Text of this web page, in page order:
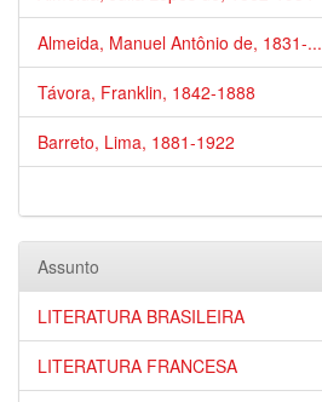
Almeida, Manuel Antônio de, 1831-...
Távora, Franklin, 1842-1888
Barreto, Lima, 1881-1922
Assunto
LITERATURA BRASILEIRA
LITERATURA FRANCESA